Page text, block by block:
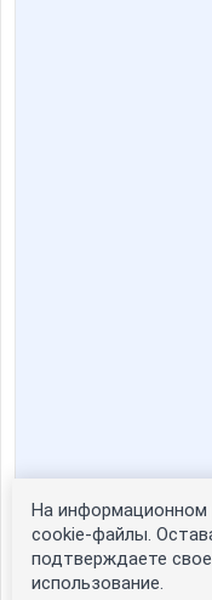
Статистика портрета:
сейчас просматривают
зарегистрированные
На информационном
cookie-файлы.
подтверждаете свое
использование.